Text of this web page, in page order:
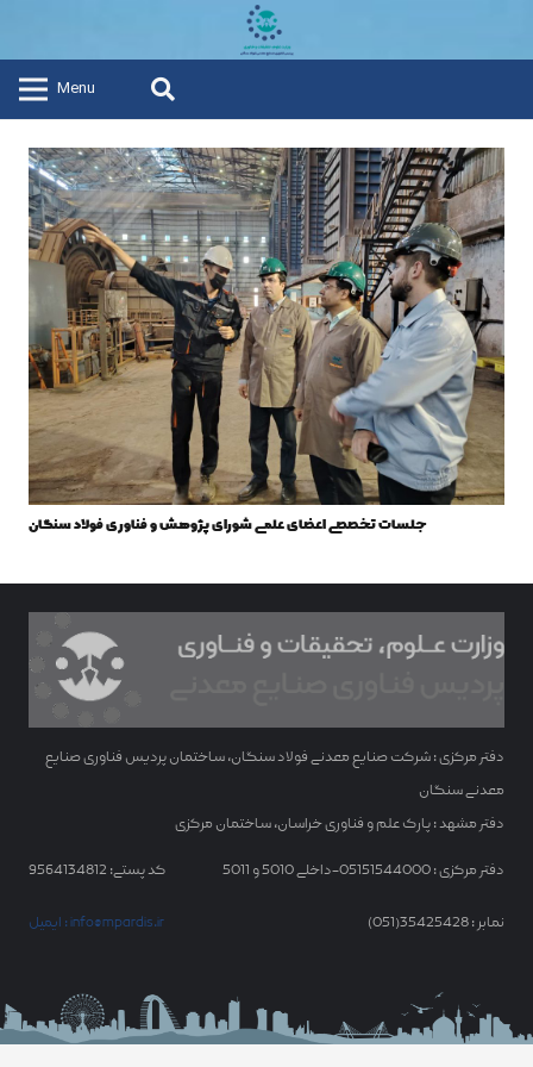
Menu
جلسات تخصصی اعضای علمی شورای پژوهش و فناوری فولاد سنگان
دفتر مرکزی : شرکت صنایع معدنی فولاد سنگان، ساختمان پردیس فناوری صنایع
معدنی سنگان
دفتر مشهد : پارک علم و فناوری خراسان، ساختمان مرکزی
کد پستی: 9564134812 دفتر مرکزی : 05151544000-داخلی 5010 و 5011
ایمیل : info@mpardis.ir نمابر : 35425428(051)